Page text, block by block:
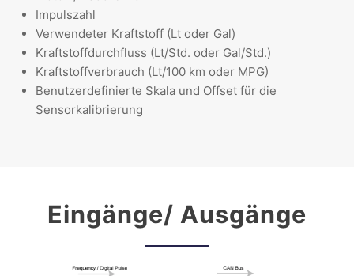
Impulszahl
Verwendeter Kraftstoff (Lt oder Gal)
Kraftstoffdurchfluss (Lt/Std. oder Gal/Std.)
Kraftstoffverbrauch (Lt/100 km oder MPG)
Benutzerdefinierte Skala und Offset für die
Sensorkalibrierung
Eingänge/ Ausgänge